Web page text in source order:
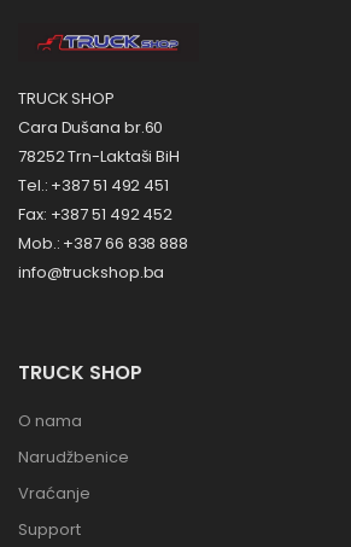
TRUCK SHOP
Cara Dušana br.60
78252 Trn-Laktaši BiH
Tel.: +387 51 492 451
Fax: +387 51 492 452
Mob.: +387 66 838 888
info@truckshop.ba
TRUCK SHOP
O nama
Narudžbenice
Vraćanje
Support